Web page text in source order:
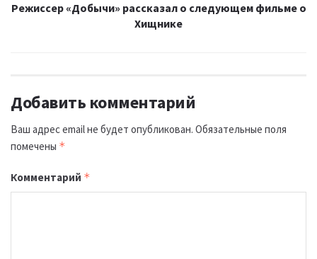
Режиссер «Добычи» рассказал о следующем фильме о
Хищнике
Добавить комментарий
Ваш адрес email не будет опубликован. Обязательные поля
помечены *
Комментарий *